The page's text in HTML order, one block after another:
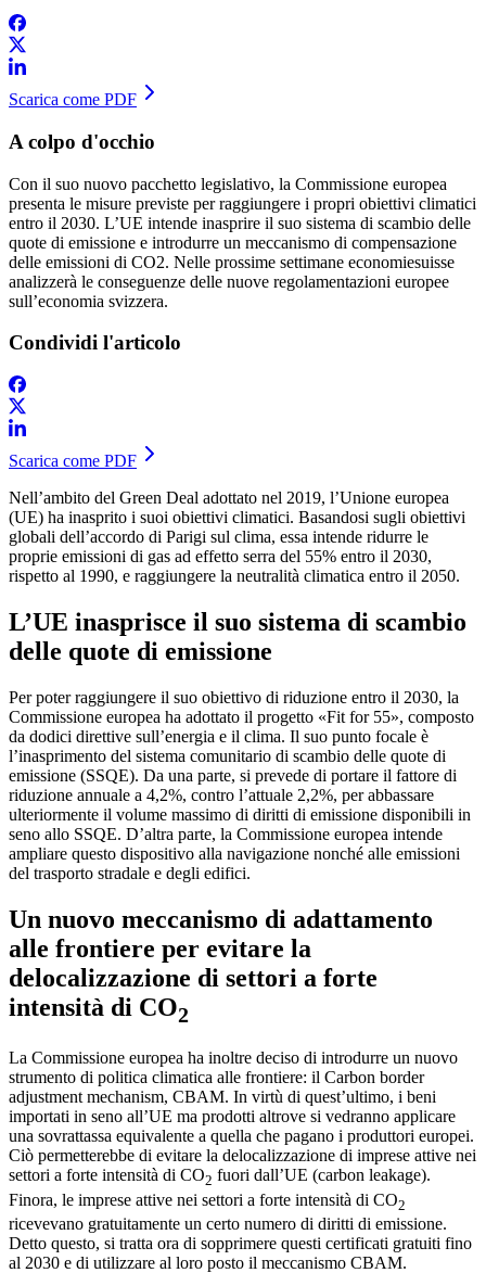
Scarica come PDF
A colpo d'occhio
Con il suo nuovo pacchetto legislativo, la Commissione europea
presenta le misure previste per raggiungere i propri obiettivi climatici
entro il 2030. L’UE intende inasprire il suo sistema di scambio delle
quote di emissione e introdurre un meccanismo di compensazione
delle emissioni di CO2. Nelle prossime settimane economiesuisse
analizzerà le conseguenze delle nuove regolamentazioni europee
sull’economia svizzera.
Condividi l'articolo
Scarica come PDF
Nell’ambito del Green Deal adottato nel 2019, l’Unione europea
(UE) ha inasprito i suoi obiettivi climatici. Basandosi sugli obiettivi
globali dell’accordo di Parigi sul clima, essa intende ridurre le
proprie emissioni di gas ad effetto serra del 55% entro il 2030,
rispetto al 1990, e raggiungere la neutralità climatica entro il 2050.
L’UE inasprisce il suo sistema di scambio
delle quote di emissione
Per poter raggiungere il suo obiettivo di riduzione entro il 2030, la
Commissione europea ha adottato il progetto «Fit for 55», composto
da dodici direttive sull’energia e il clima. Il suo punto focale è
l’inasprimento del sistema comunitario di scambio delle quote di
emissione (SSQE). Da una parte, si prevede di portare il fattore di
riduzione annuale a 4,2%, contro l’attuale 2,2%, per abbassare
ulteriormente il volume massimo di diritti di emissione disponibili in
seno allo SSQE. D’altra parte, la Commissione europea intende
ampliare questo dispositivo alla navigazione nonché alle emissioni
del trasporto stradale e degli edifici.
Un nuovo meccanismo di adattamento
alle frontiere per evitare la
delocalizzazione di settori a forte
intensità di CO2
La Commissione europea ha inoltre deciso di introdurre un nuovo
strumento di politica climatica alle frontiere: il Carbon border
adjustment mechanism, CBAM. In virtù di quest’ultimo, i beni
importati in seno all’UE ma prodotti altrove si vedranno applicare
una sovrattassa equivalente a quella che pagano i produttori europei.
Ciò permetterebbe di evitare la delocalizzazione di imprese attive nei
settori a forte intensità di CO2 fuori dall’UE (carbon leakage).
Finora, le imprese attive nei settori a forte intensità di CO2
ricevevano gratuitamente un certo numero di diritti di emissione.
Detto questo, si tratta ora di sopprimere questi certificati gratuiti fino
al 2030 e di utilizzare al loro posto il meccanismo CBAM.